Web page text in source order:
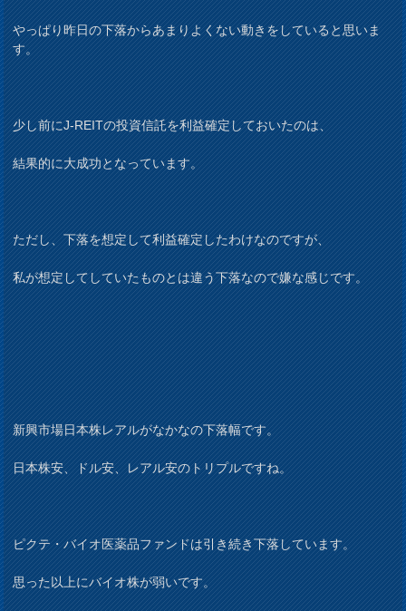
やっぱり昨日の下落からあまりよくない動きをしていると思いま
す。
少し前にJ-REITの投資信託を利益確定しておいたのは、
結果的に大成功となっています。
ただし、下落を想定して利益確定したわけなのですが、
私が想定してしていたものとは違う下落なので嫌な感じです。
新興市場日本株レアルがなかなの下落幅です。
日本株安、ドル安、レアル安のトリプルですね。
ピクテ・バイオ医薬品ファンドは引き続き下落しています。
思った以上にバイオ株が弱いです。